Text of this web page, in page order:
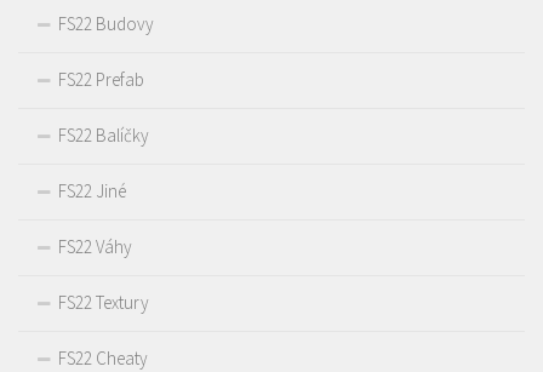
FS22 Budovy
FS22 Prefab
FS22 Balíčky
FS22 Jiné
FS22 Váhy
FS22 Textury
FS22 Cheaty